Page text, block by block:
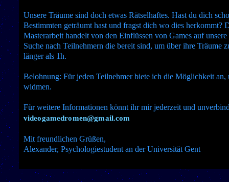
Unsere Träume sind doch etwas Rätselhaftes. Hast du dich
Bestimmten geträumt hast und fragst dich wo dies
Masterarbeit handelt von den Einflüssen von Games auf
Suche nach Teilnehmern die bereit sind, um über ihre Träume
länger als 1h.
Belohnung: Für jeden Teilnehmer biete ich die Möglichkeit
widmen.
Für weitere Informationen könnt ihr mir jederzeit und
videogamedromen@gmail.com
Mit freundlichen Grüßen,
Alexander, Psychologiestudent an der Universität Gent